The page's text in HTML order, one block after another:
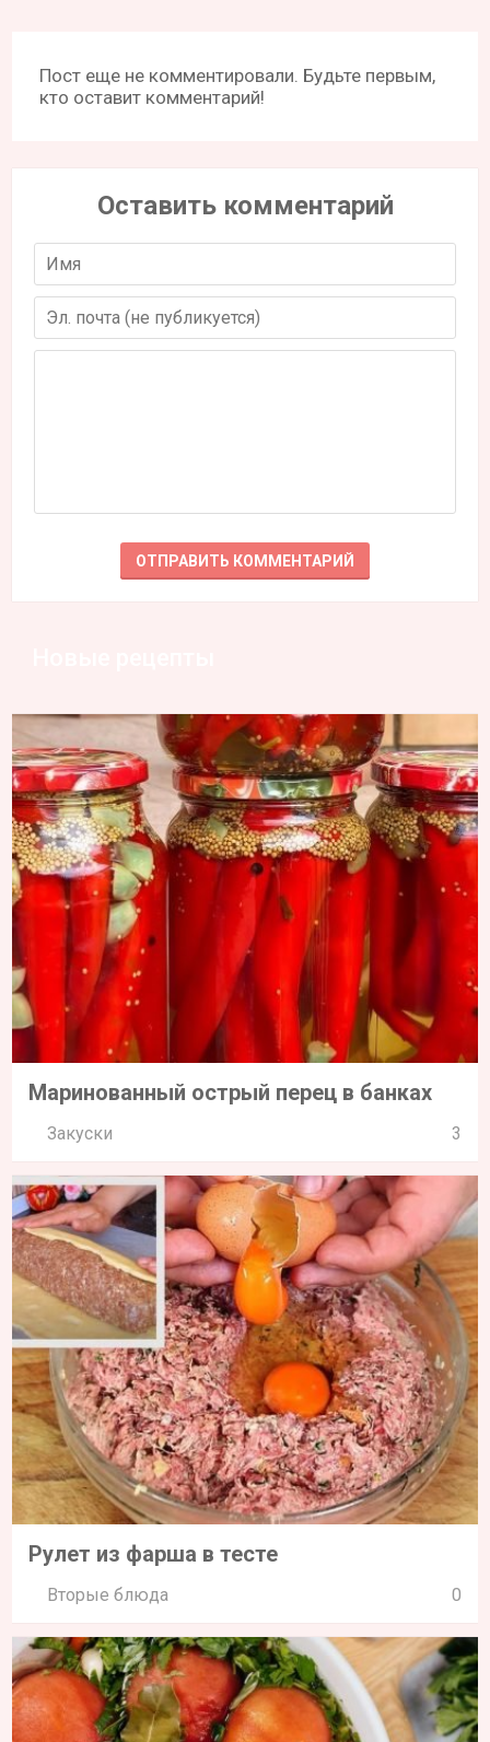
Пост еще не комментировали. Будьте первым,
кто оставит комментарий!
Оставить комментарий
Маринованный острый перец в банках
Закуски 3
Рулет из фарша в тесте
Вторые блюда 0